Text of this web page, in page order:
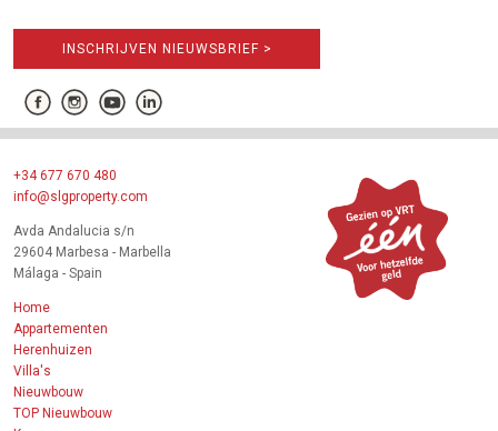
INSCHRIJVEN NIEUWSBRIEF >
+34 677 670 480
info@slgproperty.com
Avda Andalucia s/n
29604 Marbesa - Marbella
Málaga - Spain
Home
Appartementen
Herenhuizen
Villa's
Nieuwbouw
TOP Nieuwbouw